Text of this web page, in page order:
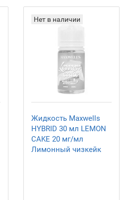
Нет в наличии
Жидкость Maxwells
HYBRID 30 мл LEMON
CAKE 20 мг/мл
Лимонный чизкейк